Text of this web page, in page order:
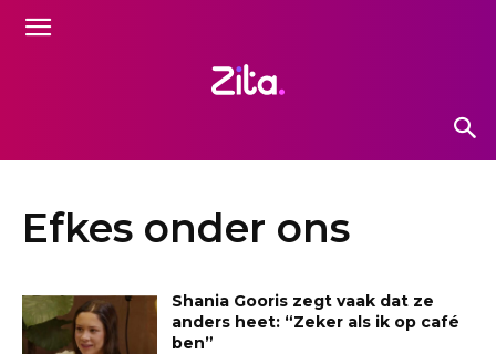
Efkes onder ons
Shania Gooris zegt vaak dat ze
anders heet: “Zeker als ik op café
ben”